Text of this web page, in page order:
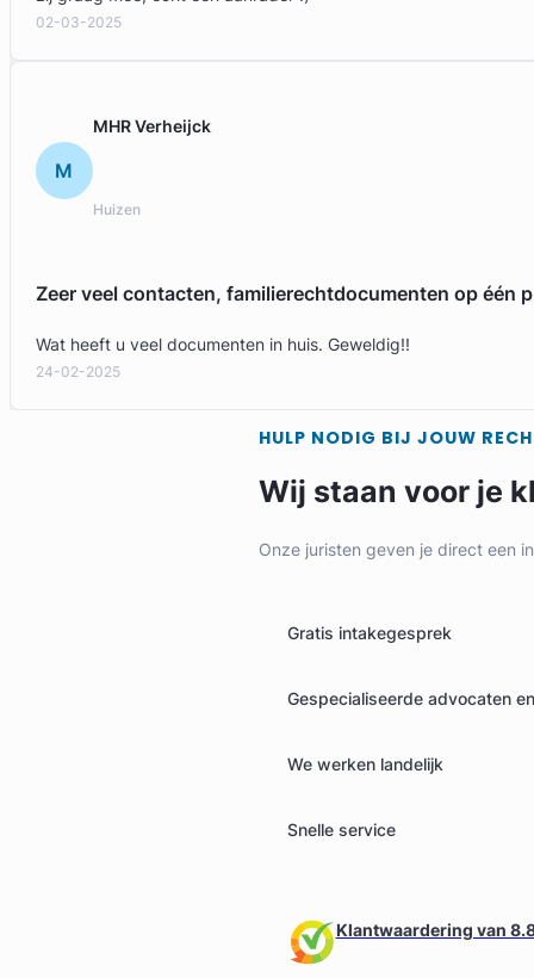
02-03-2025
M
MHR Verheijck
Huizen
Zeer veel contacten, familierechtdocumenten op één
Wat heeft u veel documenten in huis. Geweldig!!
24-02-2025
HULP NODIG BIJ JOUW
Wij staan voor je
Onze juristen geven je direct een
Gratis intakegesprek
Gespecialiseerde advocaten
We werken landelijk
Snelle service
Klantwaardering van